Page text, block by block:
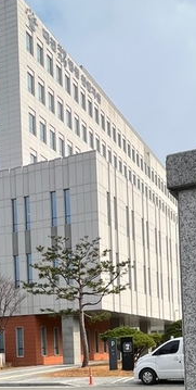
발생 1850명 사망
구속 송치
산 할라피뇨"-- CDC
임 사망 관련 압수수색
·경기도 선관위 등 9곳
…1%대 상승 출발
807.62개장
른 6365.07 개장
발.. 14명 부상, 3명은 중
대경보'
로 남부 케슘섬에서 두차
품 15% 관세, 120일 후